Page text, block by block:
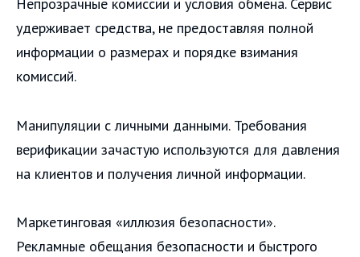
удерживает средства, не предоставляя полной
информации о размерах и порядке взимания
комиссий.
Манипуляции с личными данными. Требования
верификации зачастую используются для давления
на клиентов и получения личной информации.
Маркетинговая «иллюзия безопасности».
Рекламные обещания безопасности и быстрого